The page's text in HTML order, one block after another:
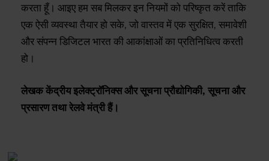
करता हूँ। आइए हम सब मिलकर इन नियमों को परिष्कृत करें ताकि
एक ऐसी व्यवस्था तैयार हो सके, जो वास्तव में एक सुरक्षित, समावेशी
और संपन्न डिजिटल भारत की आकांक्षाओं का प्रतिनिधित्व करती
हो।
लेखक केंद्रीय इलेक्ट्रॉनिक्स और सूचना प्रौद्योगिकी, सूचना और
प्रसारण तथा रेलवे मंत्री हैं।